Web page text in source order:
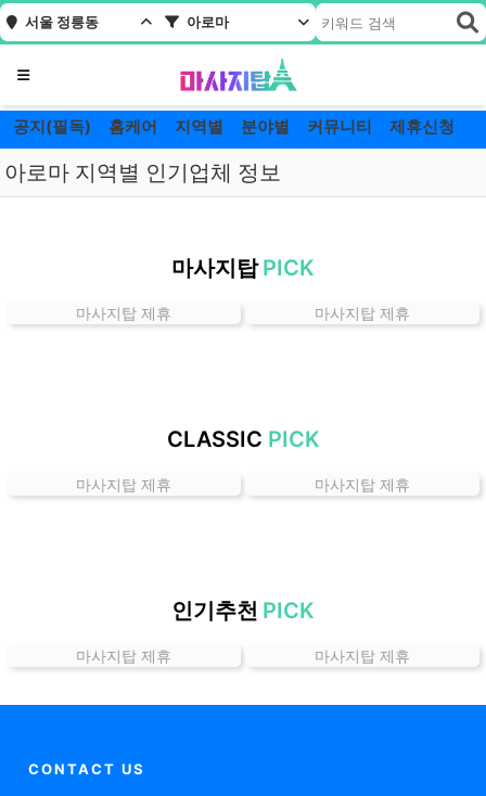
서울 정릉동 아로마
메뉴
공지(필독) 홈케어 지역별 분야별 커뮤니티 제휴신청
아로마 지역별 인기업체 정보
동
곳
인
보
마사지탑 PICK
마사지탑 제휴 마사지탑 제휴
CLASSIC PICK
마사지탑 제휴 마사지탑 제휴
인기추천 PICK
마사지탑 제휴 마사지탑 제휴
CONTACT US